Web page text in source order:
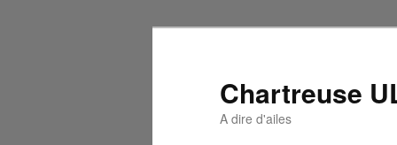
Chartreuse
A dire d'ailes